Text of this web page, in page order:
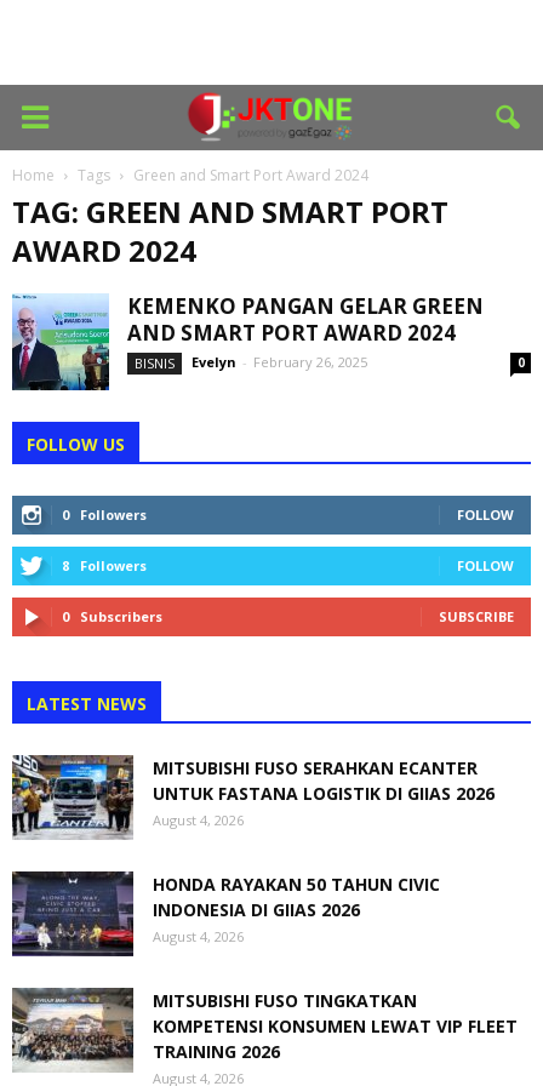
Home Tags Green and Smart Port Award 2024
TAG: GREEN AND SMART PORT
AWARD 2024
KEMENKO PANGAN GELAR GREEN
AND SMART PORT AWARD 2024
BISNIS Evelyn - February 26, 2025 0
FOLLOW US
0 Followers FOLLOW
8 Followers FOLLOW
0 Subscribers SUBSCRIBE
LATEST NEWS
MITSUBISHI FUSO SERAHKAN ECANTER
UNTUK FASTANA LOGISTIK DI GIIAS 2026
August 4, 2026
HONDA RAYAKAN 50 TAHUN CIVIC
INDONESIA DI GIIAS 2026
August 4, 2026
MITSUBISHI FUSO TINGKATKAN
KOMPETENSI KONSUMEN LEWAT VIP FLEET
TRAINING 2026
August 4, 2026